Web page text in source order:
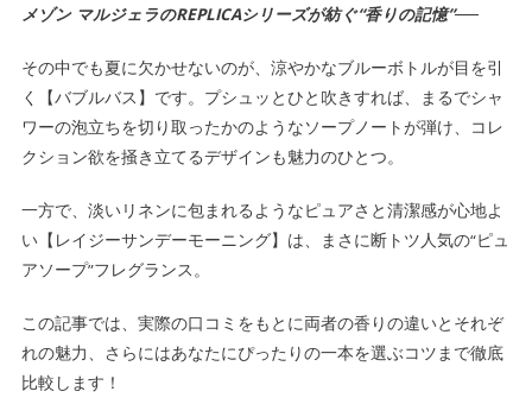
メゾン マルジェラのREPLICAシリーズが紡ぐ“香りの記憶”──
その中でも夏に欠かせないのが、涼やかなブルーボトルが目を引
く
【バブルバス】 です。プシュッとひと吹きすれば、まるでシャ
ワーの泡立ちを切り取ったかのようなソープノートが弾け、コレ
クション欲を掻き立てるデザインも魅力のひとつ。
一方で、淡いリネンに包まれるようなピュアさと清潔感が心地よ
い【レイジーサンデーモーニング】 は、まさに断トツ人気の“ピュ
アソープ”フレグランス。
この記事では、実際の口コミをもとに両者の香りの違いとそれぞ
れの魅力、さらにはあなたにぴったりの一本を選ぶコツまで徹底
比較します！